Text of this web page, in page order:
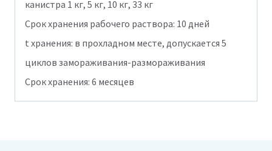
канистра 1 кг, 5 кг, 10 кг, 33 кг
Срок хранения рабочего раствора: 10 дней
t хранения: в прохладном месте, допускается 5
циклов замораживания-размораживания
Срок хранения: 6 месяцев